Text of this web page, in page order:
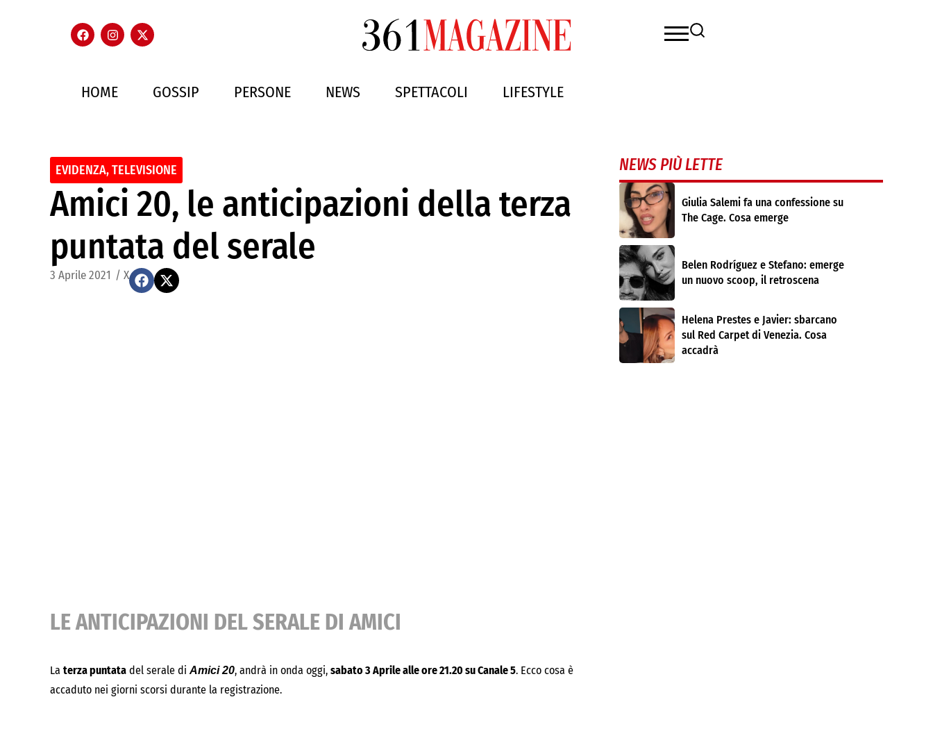
HOME GOSSIP PERSONE NEWS SPETTACOLI LIFESTYLE
EVIDENZA,TELEVISIONE
Amici 20, le anticipazioni della terza
puntata del serale
3 Aprile 2021 / X
LE ANTICIPAZIONI DEL SERALE DI AMICI
La terza puntata del serale diAmici 20, andrà in onda oggi, sabato 3 Aprile alle ore 21.20 su Canale 5. Ecco cosa è
accaduto nei giorni scorsi durante la registrazione.
NEWS PIÙ LETTE
Giulia Salemi fa una confessione su
The Cage. Cosa emerge
Belen Rodríguez e Stefano: emerge
un nuovo scoop, il retroscena
Helena Prestes e Javier: sbarcano
sul Red Carpet di Venezia. Cosa
accadrà